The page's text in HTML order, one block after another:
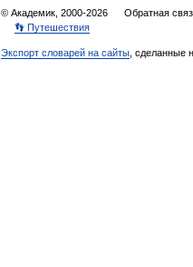
© Академик, 2000-2026 Обратная
👣 Путешествия
Экспорт словарей на сайты , сделанные